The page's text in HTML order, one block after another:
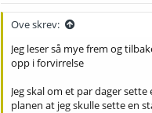
j
o
e
r
Ove skrev:
Jeg leser så mye frem og
opp i forvirrelse
Jeg skal om et par dager
planen at jeg skulle sette en